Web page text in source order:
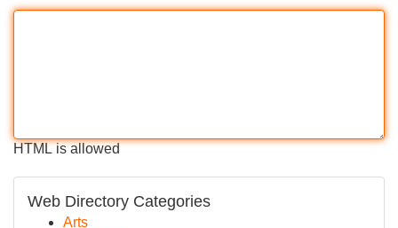
HTML is allowed
Web Directory Categories
Arts